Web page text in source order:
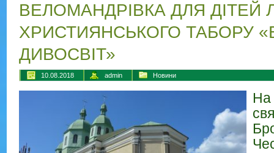
ВЕЛОМАНДРІВКА ДЛЯ ДІТЕЙ
ХРИСТИЯНСЬКОГО ТАБОРУ
ДИВОСВІТ»
10.08.2018 admin Новини